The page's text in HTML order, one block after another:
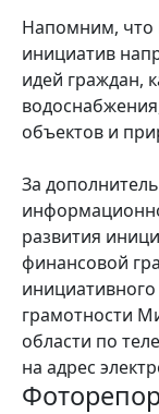
Напомним, что
инициатив
идей граждан,
объектов и
За
развития
финансовой
грамотности
области по
на адрес